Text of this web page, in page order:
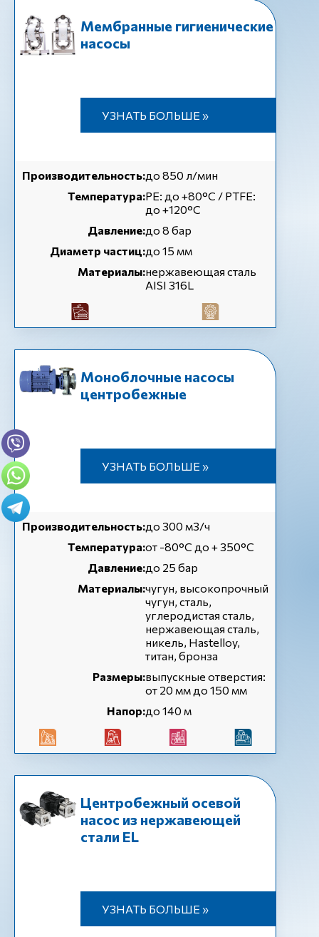
Мембранные гигиенические
насосы
УЗНАТЬ БОЛЬШЕ »
Производительность:до 850 л/мин
Температура:РЕ: до +80°C / PTFE:
до +120°C
Давление:до 8 бар
Диаметр частиц:до 15 мм
Материалы:нержавеющая сталь
AISI 316L
Моноблочные насосы
центробежные
УЗНАТЬ БОЛЬШЕ »
Производительность:до 300 м3/ч
Температура:от -80°C до + 350°C
Давление:до 25 бар
Материалы:чугун, высокопрочный
чугун, сталь,
углеродистая сталь,
нержавеющая сталь,
никель, Hastelloy,
титан, бронза
Размеры:выпускные отверстия:
от 20 мм до 150 мм
Напор:до 140 м
Центробежный осевой
насос из нержавеющей
стали EL
УЗНАТЬ БОЛЬШЕ »